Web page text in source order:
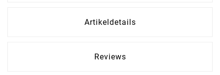
Artikeldetails
Reviews